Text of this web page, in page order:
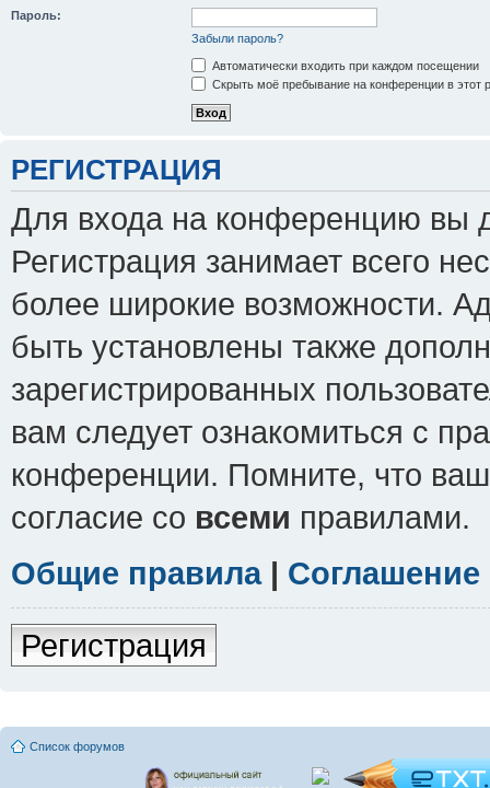
Пароль:
Забыли пароль?
Автоматически входить при каждом посещении
Скрыть моё пребывание на конференции в этот
РЕГИСТРАЦИЯ
Для входа на конференцию вы
Регистрация занимает всего
более широкие возможности.
быть установлены также
зарегистрированных
вам следует ознакомиться с
конференции. Помните, что
согласие со всеми правилами.
Общие правила|
Регистрация
Список форумов